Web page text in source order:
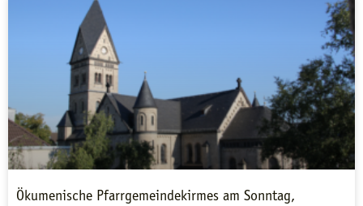
Ökumenische Pfarrgemeindekirmes am Sonntag,